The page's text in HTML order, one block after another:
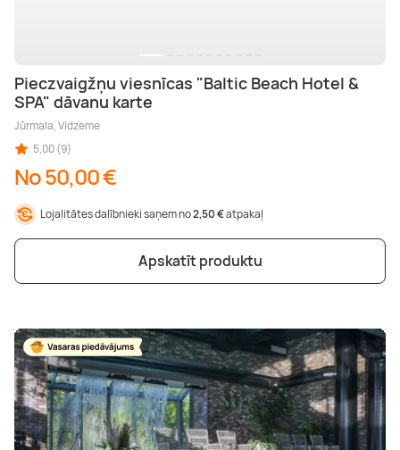
Pieczvaigžņu viesnīcas "Baltic Beach Hotel &
SPA" dāvanu karte
Jūrmala, Vidzeme
5,00 (9)
No 50,00 €
Lojalitātes dalībnieki saņem no2,50 €atpakaļ
Apskatīt produktu